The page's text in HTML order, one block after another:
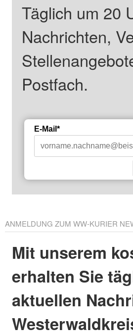
Täglich um 20
Nachrichten,
Postfach.
E-Mail*
ANMELDUNG ZUM WW-KURIER
Mit unserem
erhalten Sie
aktuellen